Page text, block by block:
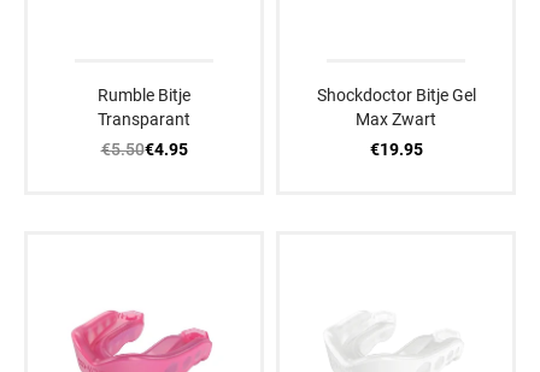
Rumble Bitje
Transparant
€5.50€4.95
Shockdoctor Bitje Gel
Max Zwart
€19.95